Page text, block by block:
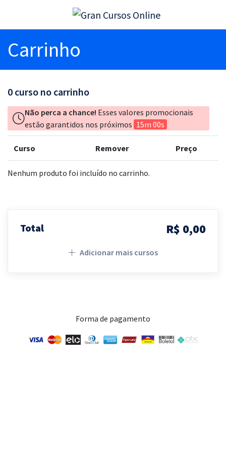
Carrinho
0 curso no carrinho
Não perca a chance! Esses valores promocionais
estão garantidos nos próximos 15m 00s
Curso Remover Preço
Nenhum produto foi incluído no carrinho.
Total R$ 0,00
Adicionar mais cursos
Forma de pagamento